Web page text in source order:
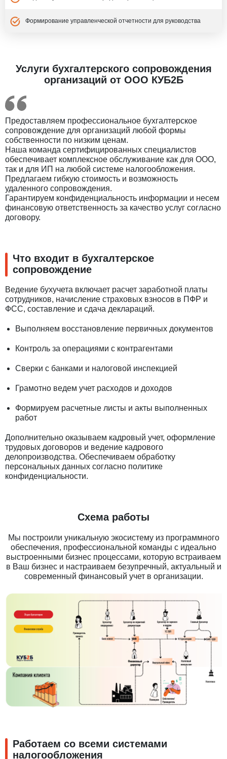
Формирование управленческой отчетности для руководства
Услуги бухгалтерского сопровождения
организаций от ООО КУБ2Б
Предоставляем профессиональное бухгалтерское
сопровождение для организаций любой формы
собственности по низким ценам.
Наша команда сертифицированных специалистов
обеспечивает комплексное обслуживание как для ООО,
так и для ИП на любой системе налогообложения.
Предлагаем гибкую стоимость и возможность
удаленного сопровождения.
Гарантируем конфиденциальность информации и несем
финансовую ответственность за качество услуг согласно
договору.
Что входит в бухгалтерское
сопровождение
Ведение бухучета включает расчет заработной платы
сотрудников, начисление страховых взносов в ПФР и
ФСС, составление и сдача деклараций.
Выполняем восстановление первичных документов
Контроль за операциями с контрагентами
Сверки с банками и налоговой инспекцией
Грамотно ведем учет расходов и доходов
Формируем расчетные листы и акты выполненных
работ
Дополнительно оказываем кадровый учет, оформление
трудовых договоров и ведение кадрового
делопроизводства. Обеспечиваем обработку
персональных данных согласно политике
конфиденциальности.
Схема работы
Мы построили уникальную экосистему из программного
обеспечения, профессиональной команды с идеально
выстроенными бизнес процессами, которую встраиваем
в Ваш бизнес и настраиваем безупречный, актуальный и
современный финансовый учет в организации.
Работаем со всеми системами
налогообложения